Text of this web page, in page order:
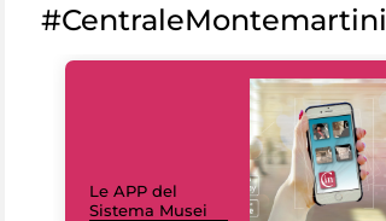
#CentraleMontemartini
Le APP del
Sistema Musei